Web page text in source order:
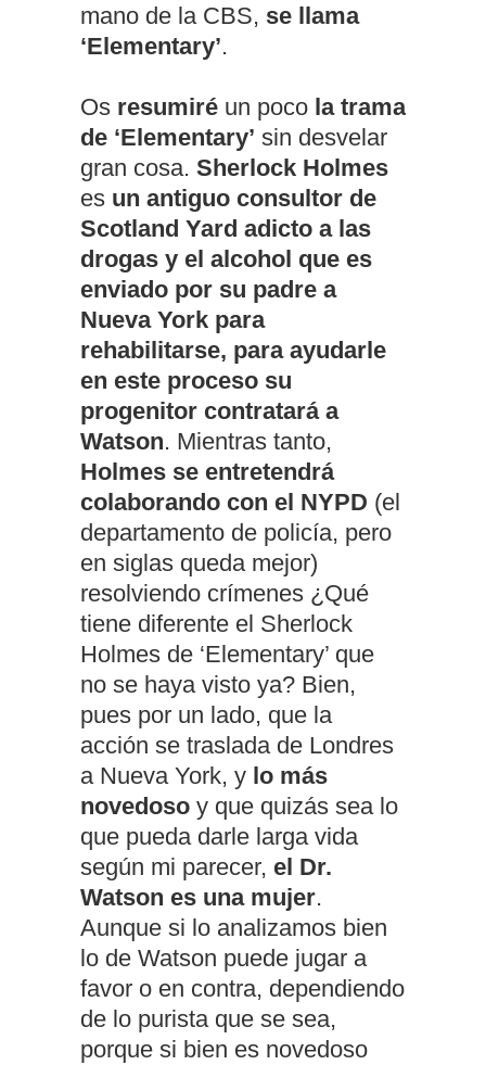
mano de la CBS, se llama
‘Elementary’.
Os resumiré un poco la trama
de ‘Elementary’ sin desvelar
gran cosa. Sherlock Holmes
es un antiguo consultor de
Scotland Yard adicto a las
drogas y el alcohol que es
enviado por su padre a
Nueva York para
rehabilitarse, para ayudarle
en este proceso su
progenitor contratará a
Watson. Mientras tanto,
Holmes se entretendrá
colaborando con el NYPD (el
departamento de policía, pero
en siglas queda mejor)
resolviendo crímenes ¿Qué
tiene diferente el Sherlock
Holmes de ‘Elementary’ que
no se haya visto ya? Bien,
pues por un lado, que la
acción se traslada de Londres
a Nueva York, y lo más
novedoso y que quizás sea lo
que pueda darle larga vida
según mi parecer, el Dr.
Watson es una mujer.
Aunque si lo analizamos bien
lo de Watson puede jugar a
favor o en contra, dependiendo
de lo purista que se sea,
porque si bien es novedoso